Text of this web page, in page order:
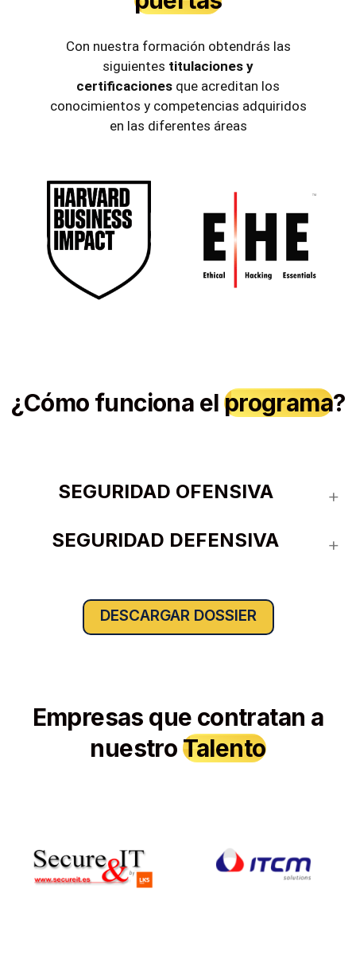
Con nuestra formación obtendrás las
siguientes titulaciones y
certificaciones que acreditan los
conocimientos y competencias adquiridos
en las diferentes áreas
¿Cómo funciona elprograma?
SEGURIDAD OFENSIVA
SEGURIDAD DEFENSIVA
DESCARGAR DOSSIER
Empresas que contratan a
nuestroTalento